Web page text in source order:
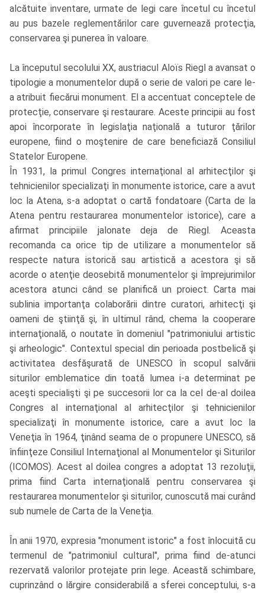
alcătuite inventare, urmate de legi care încetul cu încetul
au pus bazele reglementărilor care guvernează protecţia,
conservarea şi punerea în valoare.
La începutul secolului XX, austriacul Aloïs Riegl a avansat o
tipologie a monumentelor după o serie de valori pe care le-
a atribuit fiecărui monument. El a accentuat conceptele de
protecţie, conservare şi restaurare. Aceste principii au fost
apoi încorporate în legislaţia naţională a tuturor ţărilor
europene, fiind o moştenire de care beneficiază Consiliul
Statelor Europene.
În 1931, la primul Congres internaţional al arhitecţilor şi
tehnicienilor specializaţi în monumente istorice, care a avut
loc la Atena, s-a adoptat o cartă fondatoare (Carta de la
Atena pentru restaurarea monumentelor istorice), care a
afirmat principiile jalonate deja de Riegl. Aceasta
recomanda ca orice tip de utilizare a monumentelor să
respecte natura istorică sau artistică a acestora şi să
acorde o atenţie deosebită monumentelor şi împrejurimilor
acestora atunci când se planifică un proiect. Carta mai
sublinia importanţa colaborării dintre curatori, arhitecţi şi
oameni de ştiinţă şi, în ultimul rând, chema la cooperare
internaţională, o noutate în domeniul "patrimoniului artistic
şi arheologic". Contextul special din perioada postbelică şi
activitatea desfăşurată de UNESCO în scopul salvării
siturilor emblematice din toată lumea i-a determinat pe
aceşti specialişti şi pe succesorii lor ca la cel de-al doilea
Congres al internaţional al arhitecţilor şi tehnicienilor
specializaţi în monumente istorice, care a avut loc la
Veneţia în 1964, ţinând seama de o propunere UNESCO, să
înfiinţeze Consiliul Internaţional al Monumentelor şi Siturilor
(ICOMOS). Acest al doilea congres a adoptat 13 rezoluţii,
prima fiind Carta internaţională pentru conservarea şi
restaurarea monumentelor şi siturilor, cunoscută mai curând
sub numele de Carta de la Veneţia.
În anii 1970, expresia "monument istoric" a fost înlocuită cu
termenul de "patrimoniul cultural", prima fiind de-atunci
rezervată valorilor protejate prin lege. Această schimbare,
cuprinzând o lărgire considerabilă a sferei conceptului, s-a